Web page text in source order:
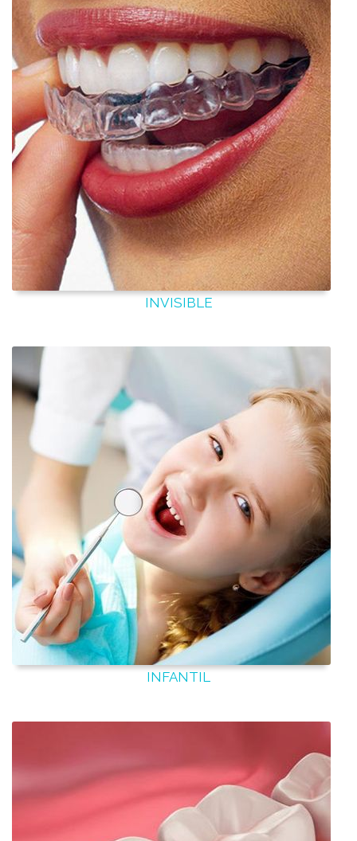
INVISIBLE
INFANTIL